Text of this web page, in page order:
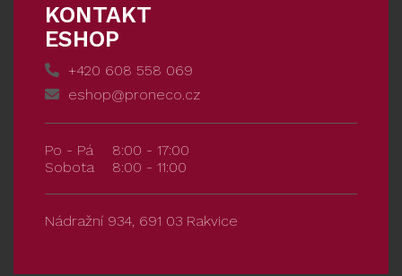
KONTAKT
ESHOP
+420 608 558 069
eshop@proneco.cz
Po - Pá
8:00 - 17:00
Sobota
8:00 - 11:00
Nádražní 934, 691 03 Rakvice